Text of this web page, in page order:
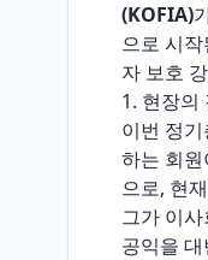
(KOFIA)
으로 시
자 보호
1. 현장의
이번 정
하는 회
으로, 현
그가 이
공익을